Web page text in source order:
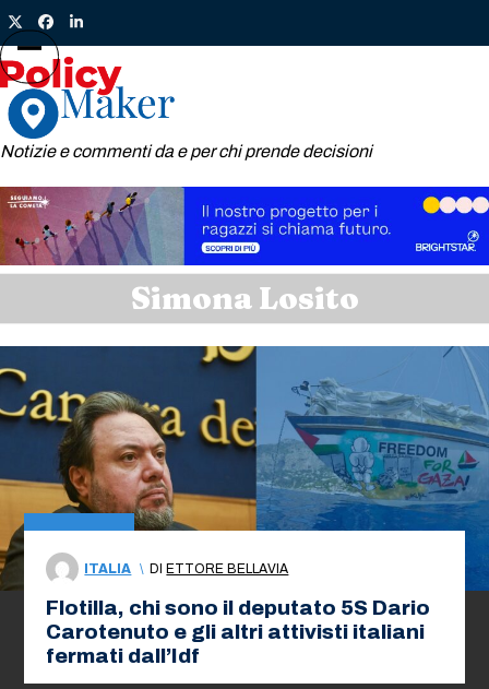
Skip
to
content
TwitterFacebook
LinkedIn
Notizie e commenti da e per chi prende decisioni
Open
mobile
menu
Close
mobile
menu
Simona Losito
ITALIA \ DI ETTORE BELLAVIA
Flotilla, chi sono il deputato 5S Dario
Carotenuto e gli altri attivisti italiani
fermati dall’Idf